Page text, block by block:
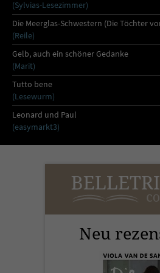
(Sylvias-Lesezimmer)
Die Meerglas-Schwestern (Die Töchter
(Reile)
Gelb, auch ein schöner Gedanke
(Marit)
Tutto bene
(Lesewurm)
Leonard und Paul
(easymarkt3)
Neu
Sicherheitscode des
überprüfen.